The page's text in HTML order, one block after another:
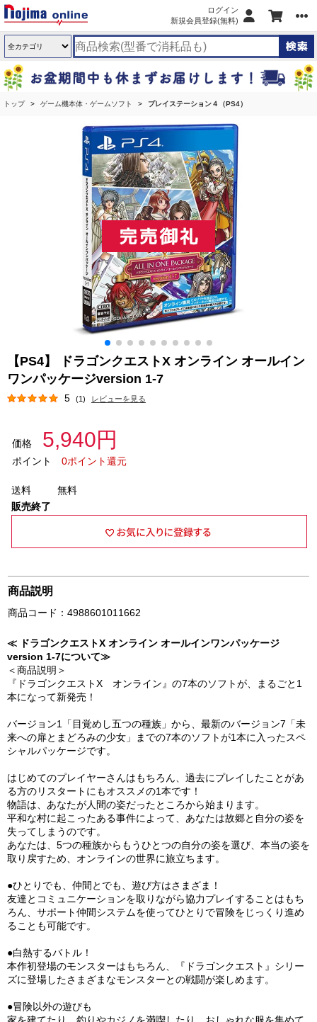
ログイン
新規会員登録(無料)
トップ ゲーム機本体・ゲームソフト プレイステーション４（PS4）
【PS4】 ドラゴンクエストX オンライン オールイン
ワンパッケージversion 1-7
5 (1) レビューを見る
価格 5,940円
ポイント 0ポイント還元
送料
無料
販売終了
商品説明
商品コード：4988601011662
≪ ドラゴンクエストX オンライン オールインワンパッケージ
version 1-7について≫
＜商品説明＞
『ドラゴンクエストX オンライン』の7本のソフトが、まるごと1
本になって新発売！
バージョン1「目覚めし五つの種族」から、最新のバージョン7「未
来への扉とまどろみの少女」までの7本のソフトが1本に入ったスペ
シャルパッケージです。
はじめてのプレイヤーさんはもちろん、過去にプレイしたことがあ
る方のリスタートにもオススメの1本です！
物語は、あなたが人間の姿だったところから始まります。
平和な村に起こったある事件によって、あなたは故郷と自分の姿を
失ってしまうのです。
あなたは、5つの種族からもうひとつの自分の姿を選び、本当の姿を
取り戻すため、オンラインの世界に旅立ちます。
●ひとりでも、仲間とでも、遊び方はさまざま！
友達とコミュニケーションを取りながら協力プレイすることはもち
ろん、サポート仲間システムを使ってひとりで冒険をじっくり進め
ることも可能です。
●白熱するバトル！
本作初登場のモンスターはもちろん、『ドラゴンクエスト』シリー
ズに登場したさまざまなモンスターとの戦闘が楽しめます。
●冒険以外の遊びも